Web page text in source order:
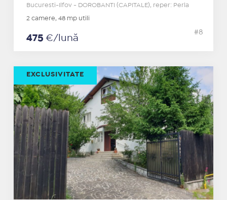
Bucuresti-Ilfov - DOROBANTI (CAPITALE), reper: Perla
2 camere, 48 mp utili
475 €/lună
#8
EXCLUSIVITATE